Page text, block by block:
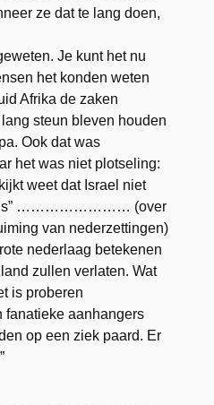
ze dat te lang doen,
Je kunt het nu
het konden weten
Afrika de zaken
steun bleven houden
Ook dat was
het was niet plotseling:
weet dat Israel niet
is” …………………… (over
van nederzettingen)
nederlaag betekenen
zullen verlaten. Wat
is proberen
fanatieke aanhangers
op een ziek paard. Er